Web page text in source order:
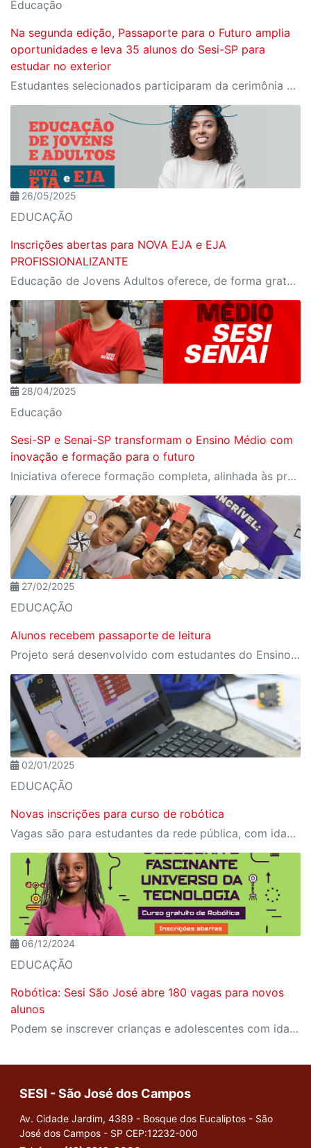
Educação
Na segunda edição, Passaporte para o Futuro amplia
oportunidades e leva 35 alunos do Sesi-SP para
estudar no exterior
Estudantes selecionados participaram da cerimônia oficial de entrega do passaporte, realizada no Espaço Nobre da Fiesp, em São Paulo
26/05/2025
EDUCAÇÃO
Inscrições abertas para NOVA EJA e EJA
PROFISSIONALIZANTE
Educação de Jovens Adultos oferece, de forma gratuita, oportunidade de conclusão da Educação Básica e de Certificação Profissional
28/04/2025
Educação
Sesi-SP e Senai-SP transformam o Ensino Médio com
inovação e formação para o futuro
Iniciativa oferece formação completa, alinhada às profissões do futuro e aos desafios da nova indústria.
27/02/2025
EDUCAÇÃO
Alunos recebem passaporte de leitura
Projeto será desenvolvido com estudantes do Ensino Fundamental I ao Ensino Médio
02/01/2025
EDUCAÇÃO
Novas inscrições para curso de robótica
Vagas são para estudantes da rede pública, com idade entre 8 e 15 anos
06/12/2024
EDUCAÇÃO
Robótica: Sesi São José abre 180 vagas para novos
alunos
Podem se inscrever crianças e adolescentes com idade entre 8 e 15 anos, estudantes da rede pública
SESI - São José dos Campos
Av. Cidade Jardim, 4389 - Bosque dos Eucaliptos - São
José dos Campos - SP CEP:12232-000